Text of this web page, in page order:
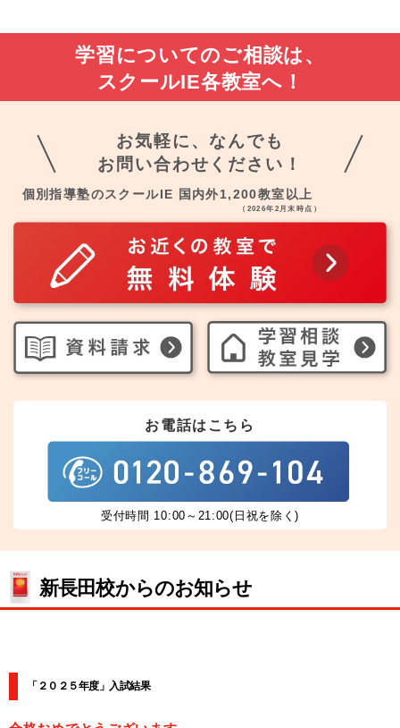
学習についてのご相談は、
スクールIE各教室へ！
お気軽に、なんでも
お問い合わせください！
個別指導塾のスクールIE 国内外1,200教室以上
（2026年2月末時点）
お電話はこちら
受付時間 10:00～21:00(日祝を除く)
新長田校からのお知らせ
「２０２５年度」入試結果